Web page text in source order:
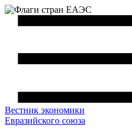
Вестник экономики
Евразийского союза